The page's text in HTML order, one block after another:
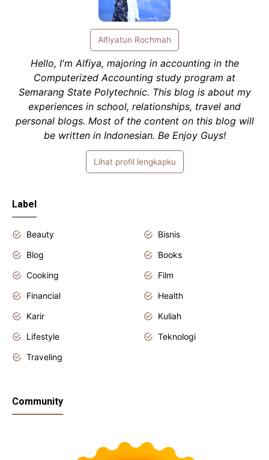
Alfiyatun Rochmah
Hello, I'm Alfiya, majoring in accounting in the
Computerized Accounting study program at
Semarang State Polytechnic. This blog is about my
experiences in school, relationships, travel and
personal blogs. Most of the content on this blog will
be written in Indonesian. Be Enjoy Guys!
Lihat profil lengkapku
Label
Beauty
Bisnis
Blog
Books
Cooking
Film
Financial
Health
Karir
Kuliah
Lifestyle
Teknologi
Traveling
Community